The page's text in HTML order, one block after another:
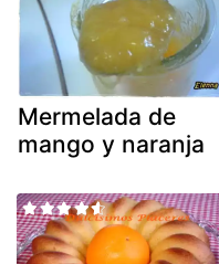
Mermelada de
mango y naranja